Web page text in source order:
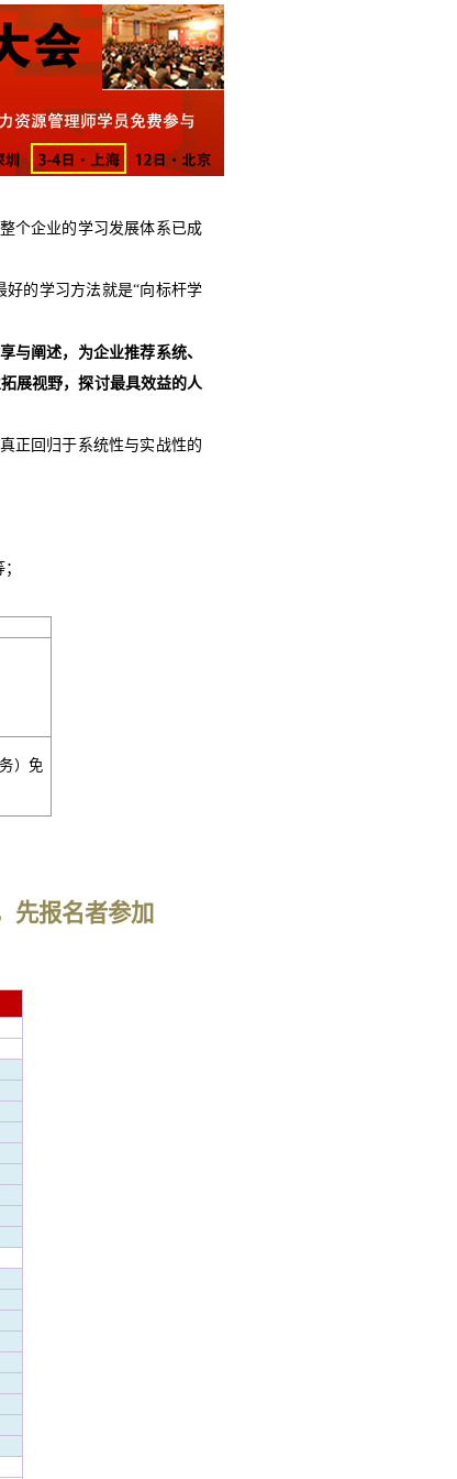
个企业的学习发展体系已成
好的学习方法就是“向标杆学
与阐述，为企业推荐系统、
展视野，探讨最具效益的人
正回归于系统性与实战性的
）免
先报名者参加